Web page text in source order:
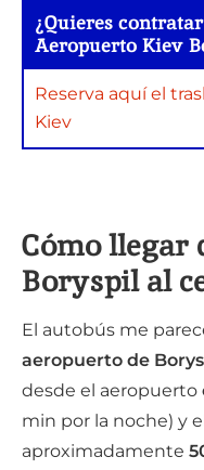
¿Quieres
Aeropuerto Kiev
Reserva aquí el
Kiev
Cómo llegar
Boryspil al
El autobús me
aeropuerto de
desde el aeropuerto
min por la noche) y
aproximadamente